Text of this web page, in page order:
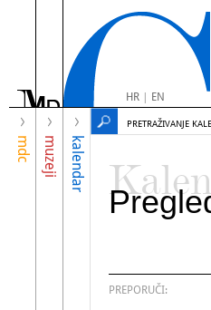
HR| EN
mdc muzeji kalendar
PRETRAŽIVANJE
PREPORUČI: